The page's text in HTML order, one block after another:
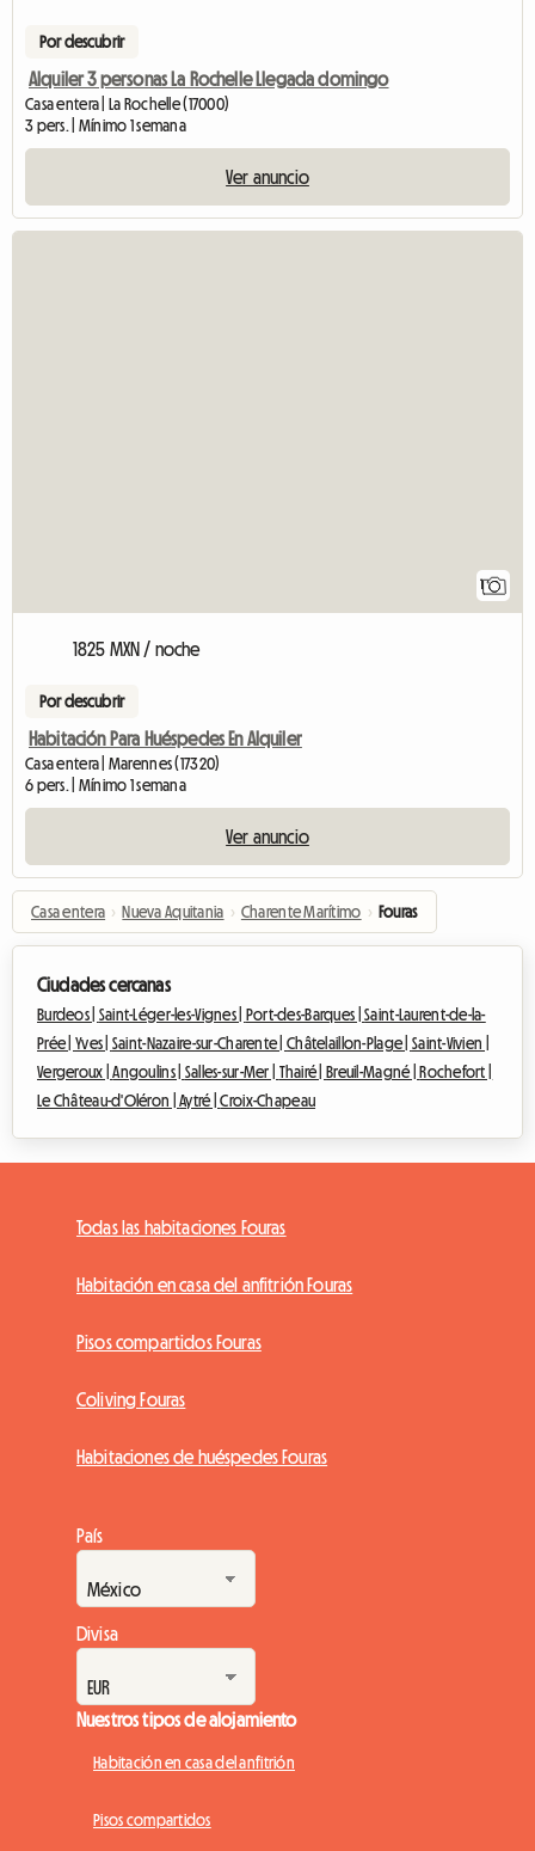
Por descubrir
Alquiler 3 personas La Rochelle Llegada domingo
Casa entera | La Rochelle (17000)
3 pers. | Mínimo 1 semana
Ver anuncio
1
1825 MXN / noche
Por descubrir
Habitación Para Huéspedes En Alquiler
Casa entera | Marennes (17320)
6 pers. | Mínimo 1 semana
Ver anuncio
Casa entera › Nueva Aquitania › Charente Marítimo › Fouras
Ciudades cercanas
Burdeos | Saint-Léger-les-Vignes | Port-des-Barques |Saint-Laurent-de-la-
Prée | Yves | Saint-Nazaire-sur-Charente |Châtelaillon-Plage | Saint-Vivien |
Vergeroux |Angoulins | Salles-sur-Mer | Thairé | Breuil-Magné |
Rochefort |
Le Château-d'Oléron |Aytré |Croix-Chapeau
Todas las habitaciones Fouras
Habitación en casa del anfitrión Fouras
Pisos compartidos Fouras
Coliving Fouras
Habitaciones de huéspedes Fouras
País
Divisa
Nuestros tipos de alojamiento
Habitación en casa del anfitrión
Pisos compartidos